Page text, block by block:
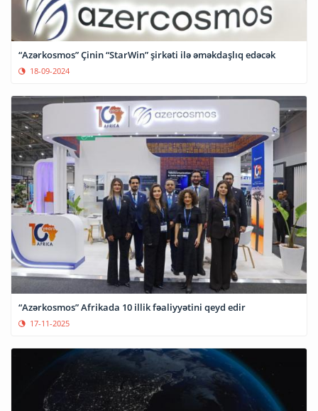
“Azərkosmos” Çinin “StarWin” şirkəti ilə əməkdaşlıq edəcək
18-09-2024
“Azərkosmos” Afrikada 10 illik fəaliyyətini qeyd edir
17-11-2025